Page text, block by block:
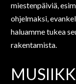
miestenpäiviä,
ohjelmaksi,
haluamme tukea
rakentamista.